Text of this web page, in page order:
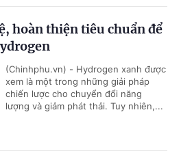
hoàn thiện tiêu chuẩn để
(Chinhphu.vn) - Hydrogen xanh được
xem là một trong những giải pháp
chiến lược cho chuyển đổi năng
lượng và giảm phát thải. Tuy nhiên,...